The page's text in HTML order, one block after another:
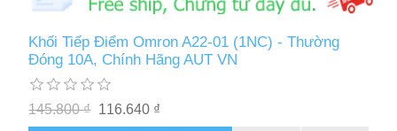
Khối Tiếp Điểm Omron A22-01 (1NC) - Thường
Đóng 10A, Chính Hãng AUT VN
145.800 ₫ 116.640 ₫